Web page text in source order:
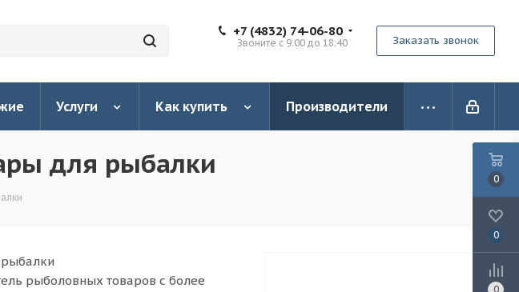
+7 (4832) 74-06-80
Звоните с 9:00 до 18:40 Заказать звонок
Услуги Как купить Производители
для рыбалки
рыболовных товаров с более
0
0
0